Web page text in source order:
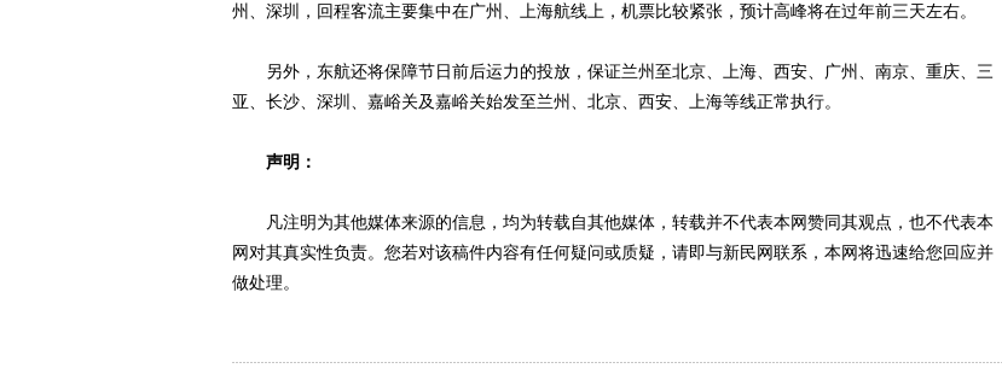
州、深圳，回程客流主要集中在广州、上海航线上，机票比较紧张，预计高峰将在过年前三天左右。
另外，东航还将保障节日前后运力的投放，保证兰州至北京、上海、西安、广州、南京、重庆、三
亚、长沙、深圳、嘉峪关及嘉峪关始发至兰州、北京、西安、上海等线正常执行。
声明：
凡注明为其他媒体来源的信息，均为转载自其他媒体，转载并不代表本网赞同其观点，也不代表本
网对其真实性负责。您若对该稿件内容有任何疑问或质疑，请即与新民网联系，本网将迅速给您回应并
做处理。